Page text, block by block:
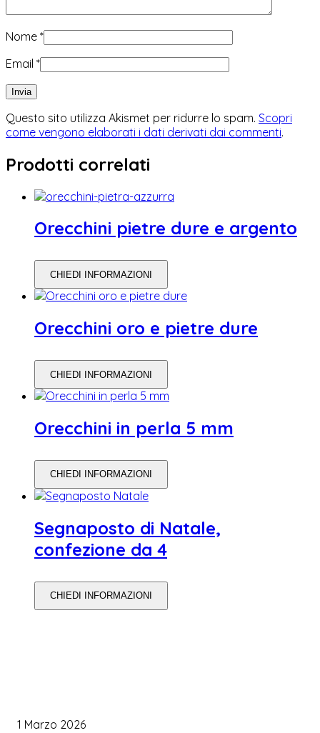
Nome *
Email *
Questo sito utilizza Akismet per ridurre lo spam. Scopri
come vengono elaborati i dati derivati dai commenti.
Prodotti correlati
Orecchini pietre dure e argento
CHIEDI INFORMAZIONI
Orecchini oro e pietre dure
CHIEDI INFORMAZIONI
Orecchini in perla 5 mm
CHIEDI INFORMAZIONI
Segnaposto di Natale,
confezione da 4
CHIEDI INFORMAZIONI
1 Marzo 2026